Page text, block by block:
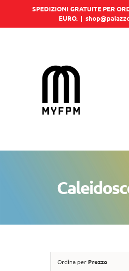
SPEDIZIONI GRATUITE PER
EURO. |
Ordina per Prezzo